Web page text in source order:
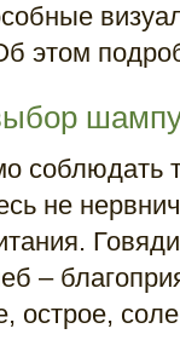
этом
соблюдать
не
–
острое,